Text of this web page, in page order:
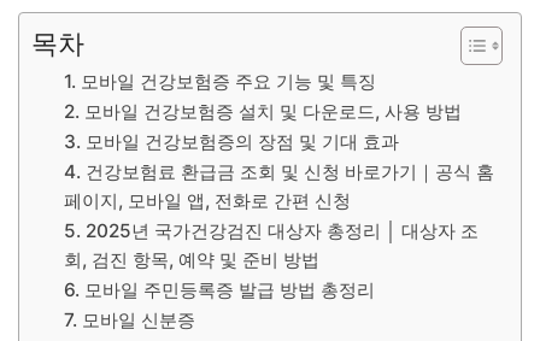
목차
1. 모바일 건강보험증 주요 기능 및 특징
2. 모바일 건강보험증 설치 및 다운로드, 사용 방법
3. 모바일 건강보험증의 장점 및 기대 효과
4. 건강보험료 환급금 조회 및 신청 바로가기｜공식 홈
페이지, 모바일 앱, 전화로 간편 신청
5. 2025년 국가건강검진 대상자 총정리 │ 대상자 조
회, 검진 항목, 예약 및 준비 방법
6. 모바일 주민등록증 발급 방법 총정리
7. 모바일 신분증